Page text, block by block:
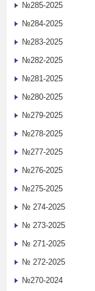
№285-2025
№284-2025
№283-2025
№282-2025
№281-2025
№280-2025
№279-2025
№278-2025
№277-2025
№276-2025
№275-2025
№ 274-2025
№ 273-2025
№ 271-2025
№ 272-2025
№270-2024